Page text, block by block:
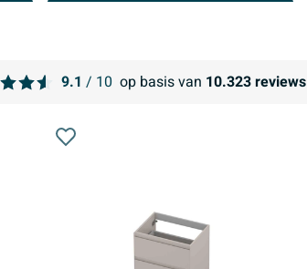
9.1 / 10 op basis van 10.323reviews